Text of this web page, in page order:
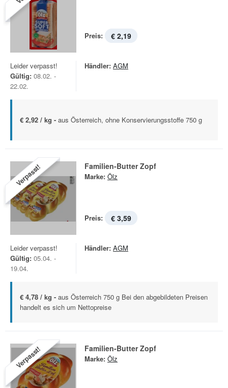
Preis: € 2,19
Leider verpasst!
Gültig: 08.02. -
22.02.
Händler: AGM
€ 2,92 / kg - aus Österreich, ohne Konservierungsstoffe 750 g
Verpasst! Familien-Butter Zopf
Marke: Ölz
Preis: € 3,59
Leider verpasst!
Gültig: 05.04. -
19.04.
Händler: AGM
€ 4,78 / kg - aus Österreich 750 g Bei den abgebildeten Preisen
handelt es sich um Nettopreise
Verpasst! Familien-Butter Zopf
Marke: Ölz